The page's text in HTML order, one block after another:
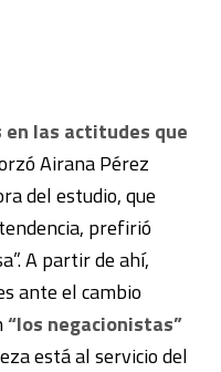
en las actitudes que
Airana Pérez
del estudio, que
prefirió
A partir de ahí,
ante el cambio
“los negacionistas”
está al servicio del